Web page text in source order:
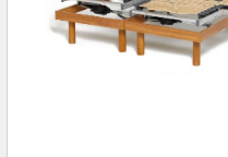
Faciliter les gestes
devient souvent la
diminue. Pourtant,
cet espace en
fixées aux murs
tandis qu'un